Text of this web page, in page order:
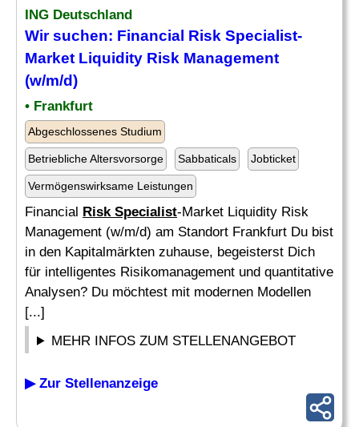
ING Deutschland
Wir suchen: Financial Risk Specialist-
Market Liquidity Risk Management
(w/m/d)
• Frankfurt
Abgeschlossenes Studium
Betriebliche Altersvorsorge Sabbaticals Jobticket
Vermögenswirksame Leistungen
Financial Risk Specialist-Market Liquidity Risk
Management (w/m/d) am Standort Frankfurt Du bist
in den Kapitalmärkten zuhause, begeisterst Dich
für intelligentes Risikomanagement und quantitative
Analysen? Du möchtest mit modernen Modellen
[...]
MEHR INFOS ZUM STELLENANGEBOT
▶ Zur Stellenanzeige